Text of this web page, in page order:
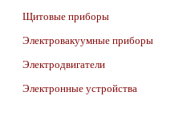
Щитовые приборы
Электровакуумные приборы
Электродвигатели
Электронные устройства